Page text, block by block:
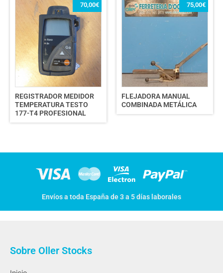
REGISTRADOR MEDIDOR
TEMPERATURA TESTO
177-T4 PROFESIONAL
70,00€
FLEJADORA MANUAL
COMBINADA METÁLICA
75,00€
Envíos a toda España de 3 a 5 días laborales
Sobre Oller Stocks